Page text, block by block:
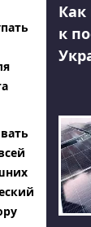
Как
к